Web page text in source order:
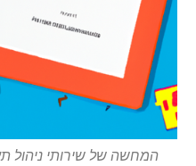
המחשה של שירותי ניהול